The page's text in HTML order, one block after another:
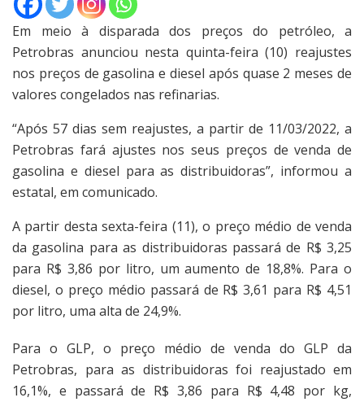
Em meio à disparada dos preços do petróleo, a
Petrobras anunciou nesta quinta-feira (10) reajustes
nos preços de gasolina e diesel após quase 2 meses de
valores congelados nas refinarias.
“Após 57 dias sem reajustes, a partir de 11/03/2022, a
Petrobras fará ajustes nos seus preços de venda de
gasolina e diesel para as distribuidoras”, informou a
estatal, em comunicado.
A partir desta sexta-feira (11), o preço médio de venda
da gasolina para as distribuidoras passará de R$ 3,25
para R$ 3,86 por litro, um aumento de 18,8%. Para o
diesel, o preço médio passará de R$ 3,61 para R$ 4,51
por litro, uma alta de 24,9%.
Para o GLP, o preço médio de venda do GLP da
Petrobras, para as distribuidoras foi reajustado em
16,1%, e passará de R$ 3,86 para R$ 4,48 por kg,